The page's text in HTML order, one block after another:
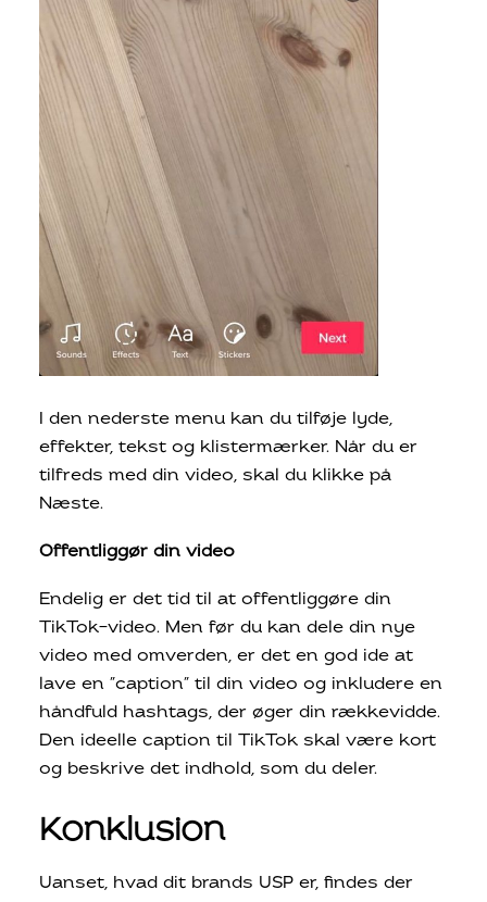
I den nederste menu kan du tilføje lyde,
effekter, tekst og klistermærker. Når du er
tilfreds med din video, skal du klikke på
Næste.
Offentliggør din video
Endelig er det tid til at offentliggøre din
TikTok-video. Men før du kan dele din nye
video med omverden, er det en god ide at
lave en ”caption” til din video og inkludere en
håndfuld hashtags, der øger din rækkevidde.
Den ideelle caption til TikTok skal være kort
og beskrive det indhold, som du deler.
Konklusion
Uanset, hvad dit brands USP er, findes der